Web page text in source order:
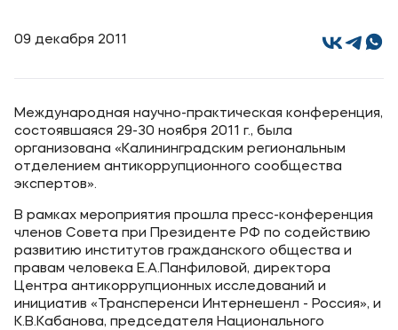
Уровни образования
Среднее профессиональное образование
Высшее образование
Дополнительное профессиональное образование
Медиа
09 декабря 2011
Международная научно-практическая конференция,
состоявшаяся 29-30 ноября 2011 г., была
организована «Калининградским региональным
отделением антикоррупционного сообщества
экспертов».
В рамках мероприятия прошла пресс-конференция
членов Совета при Президенте РФ по содействию
развитию институтов гражданского общества и
правам человека Е.А.Панфиловой, директора
Центра антикоррупционных исследований и
инициатив «Трансперенси Интернешенл - Россия», и
К.В.Кабанова, председателя Национального